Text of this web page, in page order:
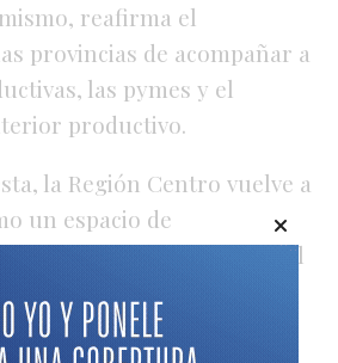
reafirma el
provincias de acompañar a
las pymes y el
productivo.
la Región Centro vuelve a
un espacio de
innovadoras para el
promoviendo
combinan eficiencia